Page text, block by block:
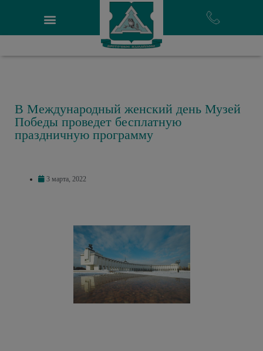
В Международный женский день Музей
Победы проведет бесплатную
праздничную программу
3 марта, 2022